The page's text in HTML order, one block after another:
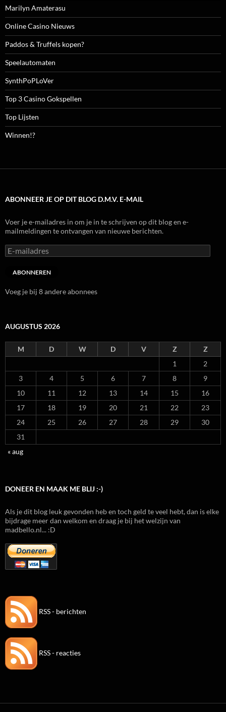
Marilyn Amaterasu
Online Casino Nieuws
Paddos & Truffels kopen?
Speelautomaten
SynthPoPLoVer
Top 3 Casino Gokspellen
Top Lijsten
Winnen!?
ABONNEER JE OP DIT BLOG D.M.V. E-MAIL
Voer je e-mailadres in om je in te schrijven op dit blog en e-
mailmeldingen te ontvangen van nieuwe berichten.
E-
mailadres
ABONNEREN
Voeg je bij 8 andere abonnees
AUGUSTUS 2026
M D W D V Z
Z
1
2
3
4 5 6 7 8
9
10
11 12 13 14 15
16
17
18 19 20 21 22
23
24
25 26 27 28 29
30
31
« aug
DONEER EN MAAK ME BLIJ :-)
Als je dit blog leuk gevonden heb en toch geld te veel hebt, dan is elke
bijdrage meer dan welkom en draag je bij het welzijn van
madbello.nl... :D
RSS - berichten
RSS - reacties